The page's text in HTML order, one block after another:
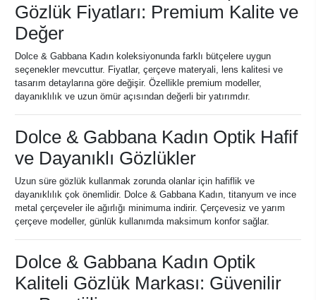
Gözlük Fiyatları: Premium Kalite ve
Değer
Dolce & Gabbana Kadın koleksiyonunda farklı bütçelere uygun
seçenekler mevcuttur. Fiyatlar, çerçeve materyali, lens kalitesi ve
tasarım detaylarına göre değişir. Özellikle premium modeller,
dayanıklılık ve uzun ömür açısından değerli bir yatırımdır.
Dolce & Gabbana Kadın Optik Hafif
ve Dayanıklı Gözlükler
Uzun süre gözlük kullanmak zorunda olanlar için hafiflik ve
dayanıklılık çok önemlidir. Dolce & Gabbana Kadın, titanyum ve ince
metal çerçeveler ile ağırlığı minimuma indirir. Çerçevesiz ve yarım
çerçeve modeller, günlük kullanımda maksimum konfor sağlar.
Dolce & Gabbana Kadın Optik
Kaliteli Gözlük Markası: Güvenilir